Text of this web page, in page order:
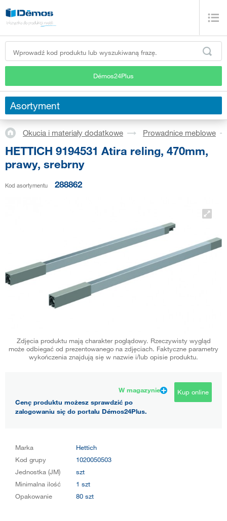
Démos24Plus
Asortyment
Okucia i materiały dodatkowe Prowadnice meblowe
HETTICH 9194531 Atira reling, 470mm,
prawy, srebrny
Kod asortymentu 288862
Zdjęcia produktu mają charakter poglądowy. Rzeczywisty wygląd
może odbiegać od prezentowanego na zdjęciach. Faktyczne parametry
wykończenia znajdują się w nazwie i/lub opisie produktu.
W magazynie
Cenę produktu możesz sprawdzić po
zalogowaniu się do portalu Démos24Plus.
Kup online
Marka
Hettich
Kod grupy
1020050503
Jednostka (JM)
szt
Minimalna ilość
1 szt
Opakowanie
80 szt